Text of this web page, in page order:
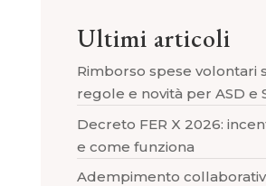
Ultimi articoli
Rimborso spese volontari
regole e novità per ASD e
Decreto FER X 2026:
e come funziona
Adempimento